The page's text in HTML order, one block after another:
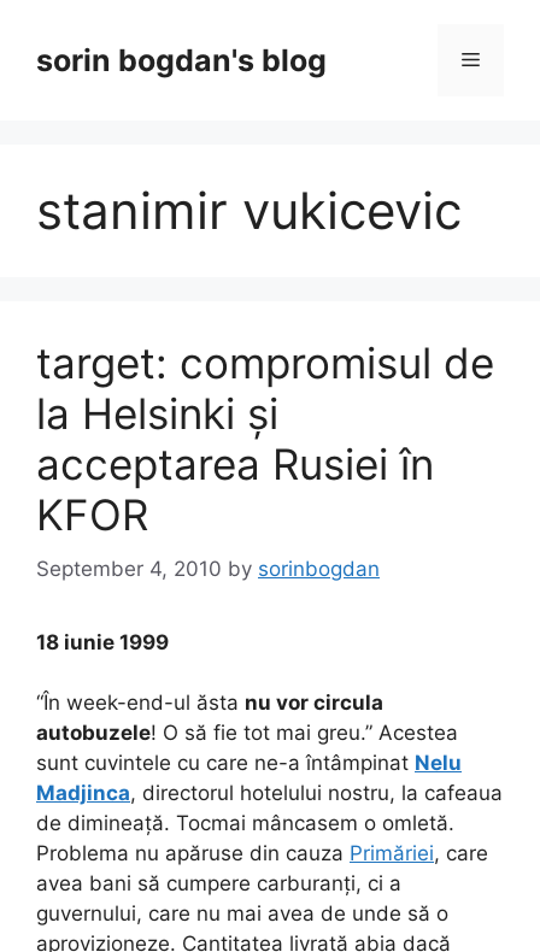
contentsorin bogdan's blog Menu
stanimir vukicevic
target: compromisul de
la Helsinki și
acceptarea Rusiei în
KFOR
September 4, 2010 by sorinbogdan
18 iunie 1999
“În week-end-ul ăsta nu vor circula
autobuzele! O să fie tot mai greu.” Acestea
sunt cuvintele cu care ne-a întâmpinat Nelu
Madjinca, directorul hotelului nostru, la cafeaua
de dimineață. Tocmai mâncasem o omletă.
Problema nu apăruse din cauza Primăriei, care
avea bani să cumpere carburanți, ci a
guvernului, care nu mai avea de unde să o
aprovizioneze. Cantitatea livrată abia dacă